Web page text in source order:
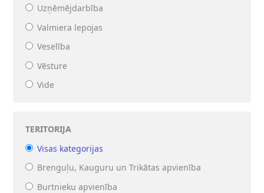
Uzņēmējdarbība
Valmiera lepojas
Veselība
Vēsture
Vide
TERITORIJA
Visas kategorijas
Brenguļu, Kauguru un Trikātas apvienība
Burtnieku apvienība